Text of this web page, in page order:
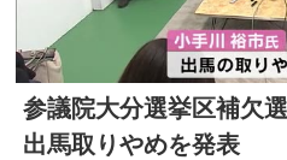
参議院大分選挙区補
出馬取りやめを発表